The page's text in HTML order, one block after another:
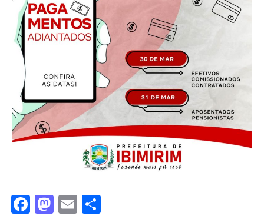
Facebook
Mastodon
Email